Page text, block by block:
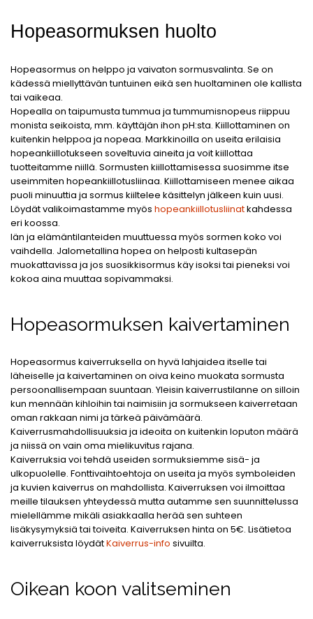
Hopeasormuksen huolto
Hopeasormus on helppo ja vaivaton sormusvalinta. Se on
kädessä miellyttävän tuntuinen eikä sen huoltaminen ole kallista
tai vaikeaa.
Hopealla on taipumusta tummua ja tummumisnopeus riippuu
monista seikoista, mm. käyttäjän ihon pH:sta. Kiillottaminen on
kuitenkin helppoa ja nopeaa. Markkinoilla on useita erilaisia
hopeankiillotukseen soveltuvia aineita ja voit kiillottaa
tuotteitamme niillä. Sormusten kiillottamisessa suosimme itse
useimmiten hopeankiillotusliinaa. Kiillottamiseen menee aikaa
puoli minuuttia ja sormus kiiltelee käsittelyn jälkeen kuin uusi.
Löydät valikoimastamme myös hopeankiillotusliinatkahdessa
eri koossa.
Iän ja elämäntilanteiden muuttuessa myös sormen koko voi
vaihdella. Jalometallina hopea on helposti kultasepän
muokattavissa ja jos suosikkisormus käy isoksi tai pieneksi voi
kokoa aina muuttaa sopivammaksi.
Hopeasormuksen kaivertaminen
Hopeasormus kaiverruksella on hyvä lahjaidea itselle tai
läheiselle ja kaivertaminen on oiva keino muokata sormusta
persoonallisempaan suuntaan. Yleisin kaiverrustilanne on silloin
kun mennään kihloihin tai naimisiin ja sormukseen kaiverretaan
oman rakkaan nimi ja tärkeä päivämäärä.
Kaiverrusmahdollisuuksia ja ideoita on kuitenkin loputon määrä
ja niissä on vain oma mielikuvitus rajana.
Kaiverruksia voi tehdä useiden sormuksiemme sisä- ja
ulkopuolelle. Fonttivaihtoehtoja on useita ja myös symboleiden
ja kuvien kaiverrus on mahdollista. Kaiverruksen voi ilmoittaa
meille tilauksen yhteydessä mutta autamme sen suunnittelussa
mielellämme mikäli asiakkaalla herää sen suhteen
lisäkysymyksiä tai toiveita. Kaiverruksen hinta on 5€. Lisätietoa
kaiverruksista löydätKaiverrus-info sivuilta.
Oikean koon valitseminen